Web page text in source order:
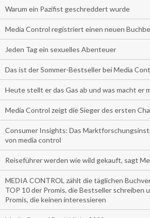
Warum ein Pazifist geschreddert wurde
Media Control registriert einen neuen
Jeden Tag ein sexuelles Abenteuer
Das ist der Sommer-Bestseller bei Media
Heute stellt er das Gas ab und was macht er
Media Control zeigt die Sieger des ersten
Consumer Insights: Das
von media control
Reiseführer werden wie wild gekauft, sagt
MEDIA CONTROL zählt die täglichen
TOP 10 der Promis, die Bestseller schreiben
Promis, die keinen interessieren